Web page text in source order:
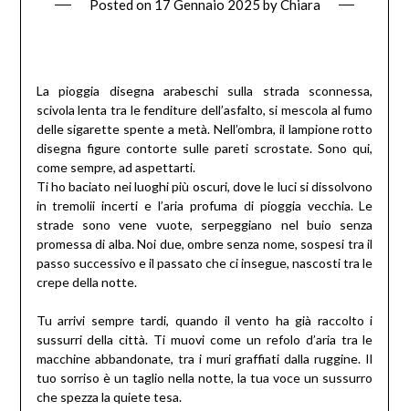
Posted on 17 Gennaio 2025 byChiara
La pioggia disegna arabeschi sulla strada sconnessa,
scivola lenta tra le fenditure dell’asfalto, si mescola al fumo
delle sigarette spente a metà. Nell’ombra, il lampione rotto
disegna figure contorte sulle pareti scrostate. Sono qui,
come sempre, ad aspettarti.
Ti ho baciato nei luoghi più oscuri, dove le luci si dissolvono
in tremolii incerti e l’aria profuma di pioggia vecchia. Le
strade sono vene vuote, serpeggiano nel buio senza
promessa di alba. Noi due, ombre senza nome, sospesi tra il
passo successivo e il passato che ci insegue, nascosti tra le
crepe della notte.
Tu arrivi sempre tardi, quando il vento ha già raccolto i
sussurri della città. Ti muovi come un refolo d’aria tra le
macchine abbandonate, tra i muri graffiati dalla ruggine. Il
tuo sorriso è un taglio nella notte, la tua voce un sussurro
che spezza la quiete tesa.